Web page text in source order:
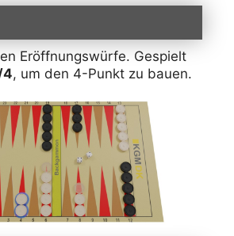
Eröffnungswürfe. Gespielt
4, um den 4-Punkt zu bauen.